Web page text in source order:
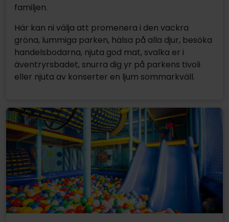
familjen.
Här kan ni välja att promenera i den vackra
gröna, lummiga parken, hälsa på alla djur, besöka
handelsbodarna, njuta god mat, svalka er i
äventryrsbadet, snurra dig yr på parkens tivoli
eller njuta av konserter en ljum sommarkväll.